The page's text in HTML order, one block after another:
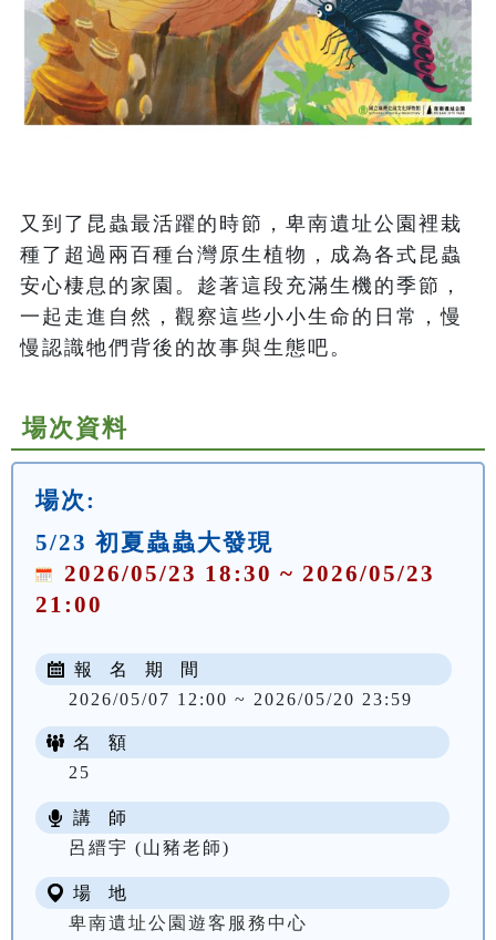
又到了昆蟲最活躍的時節，卑南遺址公園裡栽
種了超過兩百種台灣原生植物，成為各式昆蟲
安心棲息的家園。趁著這段充滿生機的季節，
一起走進自然，觀察這些小小生命的日常，慢
慢認識牠們背後的故事與生態吧。
場次資料
場次:
5/23 初夏蟲蟲大發現
2026/05/23 18:30 ~ 2026/05/23
21:00
報 名 期 間
2026/05/07 12:00 ~ 2026/05/20 23:59
名 額
25
講 師
呂縉宇 (山豬老師)
場 地
卑南遺址公園遊客服務中心